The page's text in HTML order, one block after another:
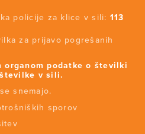
policije za klice v sili: 113
za prijavo pogrešanih
organom podatke o številki
v sili.
snemajo.
sporov